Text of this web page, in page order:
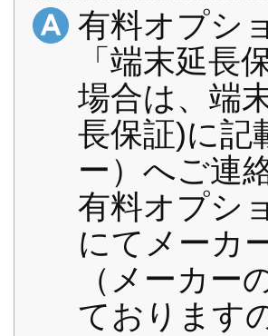
有料オプシ
「端末延長
場合は、端
長保証)に記
ー）へご連
有料オプシ
にてメーカ
（メーカー
ております